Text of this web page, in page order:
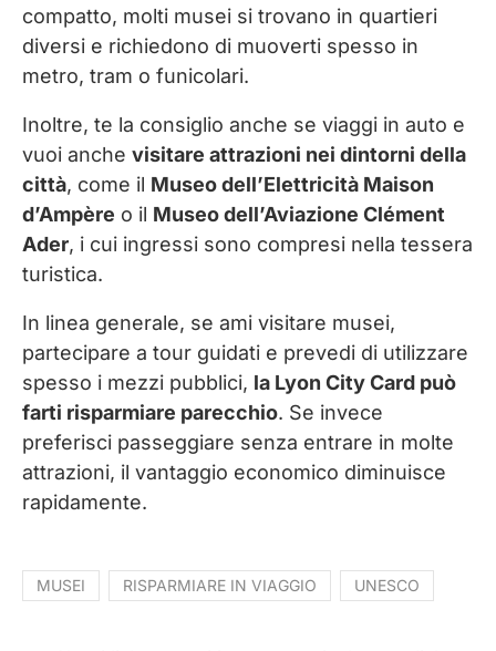
compatto, molti musei si trovano in quartieri
diversi e richiedono di muoverti spesso in
metro, tram o funicolari.
Inoltre, te la consiglio anche se viaggi in auto e
vuoi anche visitare attrazioni nei dintorni della
città, come il Museo dell’Elettricità Maison
d’Ampère o il Museo dell’Aviazione Clément
Ader, i cui ingressi sono compresi nella tessera
turistica.
In linea generale, se ami visitare musei,
partecipare a tour guidati e prevedi di utilizzare
spesso i mezzi pubblici, la Lyon City Card può
farti risparmiare parecchio. Se invece
preferisci passeggiare senza entrare in molte
attrazioni, il vantaggio economico diminuisce
rapidamente.
MUSEI RISPARMIARE IN VIAGGIO UNESCO